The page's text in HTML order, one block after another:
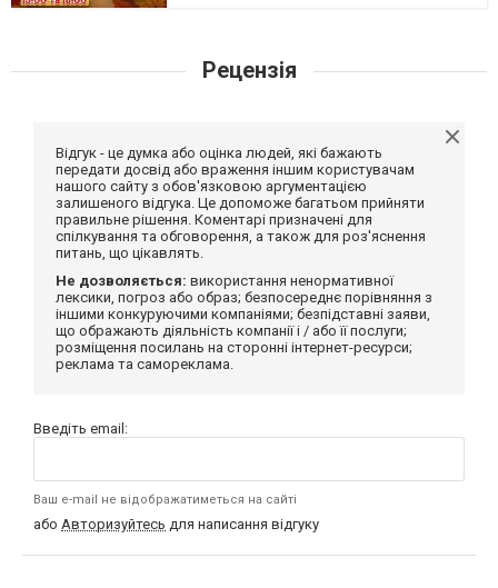
Рецензія
Відгук - це думка або оцінка людей, які бажають
передати досвід або враження іншим користувачам
нашого сайту з обов'язковою аргументацією
залишеного відгука. Це допоможе багатьом прийняти
правильне рішення. Коментарі призначені для
спілкування та обговорення, а також для роз'яснення
питань, що цікавлять.
Не дозволяється: використання ненормативної
лексики, погроз або образ; безпосереднє порівняння з
іншими конкуруючими компаніями; безпідставні заяви,
що ображають діяльність компанії і / або її послуги;
розміщення посилань на сторонні інтернет-ресурси;
реклама та самореклама.
Введіть email:
Ваш e-mail не відображатиметься на сайті
або Авторизуйтесь для написання відгуку